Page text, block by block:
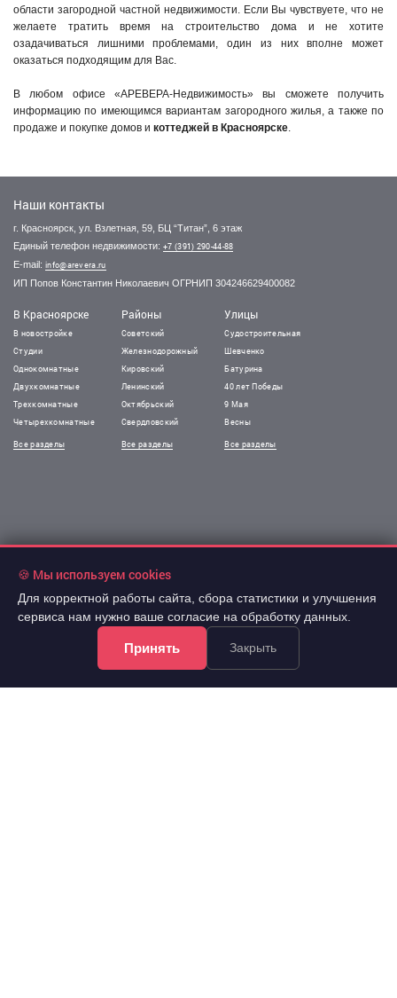
области загородной частной недвижимости. Если Вы чувствуете, что не
желаете тратить время на строительство дома и не хотите
озадачиваться лишними проблемами, один из них вполне может
оказаться подходящим для Вас.
В любом офисе «АРЕВЕРА-Недвижимость» вы сможете получить
информацию по имеющимся вариантам загородного жилья, а также по
продаже и покупке домов и коттеджей в Красноярске.
Наши контакты
г. Красноярск, ул. Взлетная, 59, БЦ “Титан”, 6 этаж
Единый телефон недвижимости: +7 (391) 290-44-88
E-mail: info@arevera.ru
ИП Попов Константин Николаевич ОГРНИП 304246629400082
В Красноярске
В новостройке
Студии
Однокомнатные
Двухкомнатные
Трехкомнатные
Четырехкомнатные
Все разделы
Районы
Советский
Железнодорожный
Кировский
Ленинский
Октябрьский
Свердловский
Все разделы
Улицы
Судостроительная
Шевченко
Батурина
40 лет Победы
9 Мая
Весны
Все разделы
🍪 Мы используем cookies
Для корректной работы сайта, сбора статистики и улучшения
сервиса нам нужно ваше согласие на обработку данных.
Принять Закрыть